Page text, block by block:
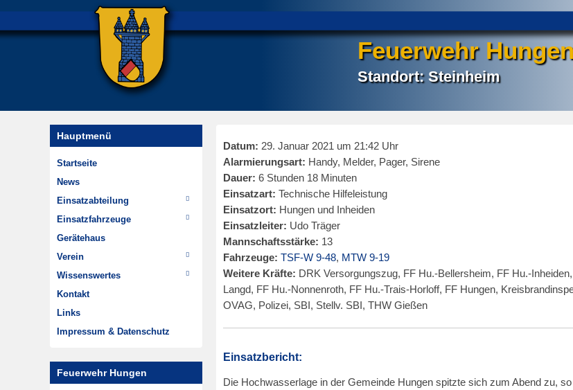
Feuerwehr
Standort: Steinheim
Datum: 29. Januar 2021 um 21:42 Uhr
Alarmierungsart: Handy, Melder, Pager, Sirene
Dauer: 6 Stunden 18 Minuten
Einsatzart: Technische Hilfeleistung
Einsatzort: Hungen und Inheiden
Einsatzleiter: Udo Träger
Mannschaftsstärke: 13
Fahrzeuge: TSF-W 9-48, MTW 9-19
Weitere Kräfte: DRK Versorgungszug, FF Hu.-Bellersheim, FF Hu.-
Langd, FF Hu.-Nonnenroth, FF Hu.-Trais-Horloff, FF Hungen,
OVAG, Polizei, SBI, Stellv. SBI, THW Gießen
Einsatzbericht:
Die Hochwasserlage in der Gemeinde Hungen spitzte sich zum Abend zu,
Hauptmenü
Startseite
News
Einsatzabteilung
Einsätze
Wehrführung
Im Wandel der Zeit
Highlights
Dienstplan
Einsatzfahrzeuge
TSF-W
MTW
Gerätehaus
Verein
Chronik
Jugendfeuerwehr
Minifeuerwehr
Musikzug
Steinheimer Tag
Förderkreis
Wissenswertes
Hydrantenpläne erstellen
Über Steinheim
Zeitungsarchiv
Kontakt
Links
Impressum & Datenschutz
Feuerwehr Hungen